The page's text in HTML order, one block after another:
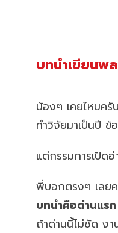
บทนำเขียนพ
น้องๆ เคยไหมครับ
ทำวิจัยมาเป็นปี
แต่กรรมการเปิด
พี่บอกตรงๆ เลย
บทนำคือด่านแรก
ถ้าด่านนี้ไม่ชัด ง